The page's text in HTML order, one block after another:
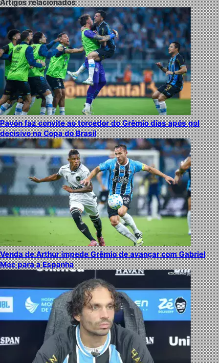
Artigos relacionados
Pavón faz convite ao torcedor do Grêmio dias após gol
decisivo na Copa do Brasil
Venda de Arthur impede Grêmio de avançar com Gabriel
Mec para a Espanha